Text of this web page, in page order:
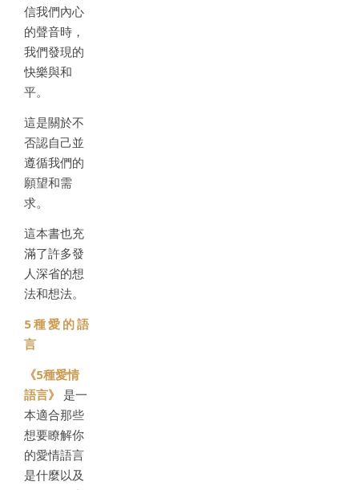
信我們內心
的聲音時，
我們發現的
快樂與和
平。
這是關於不
否認自己並
遵循我們的
願望和需
求。
這本書也充
滿了許多發
人深省的想
法和想法。
5種愛的語
言
《5種愛情
語言》
是一
本適合那些
想要瞭解你
的愛情語言
是什麼以及